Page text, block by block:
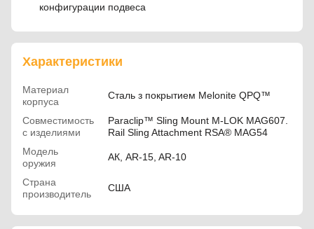
конфигурации подвеса
Характеристики
Материал
корпуса
Сталь з покрытием Melonite QPQ™
Совместимость
с изделиями
Paraclip™ Sling Mount M-LOK MAG607.
Rail Sling Attachment RSA® MAG54
Модель
оружия
АК, AR-15, AR-10
Страна
производитель
США